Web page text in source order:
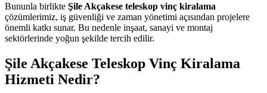
Bununla birlikte Şile Akçakese teleskop vinç kiralama
çözümlerimiz, iş güvenliği ve zaman yönetimi açısından projelere
önemli katkı sunar. Bu nedenle inşaat, sanayi ve montaj
sektörlerinde yoğun şekilde tercih edilir.
Şile Akçakese Teleskop Vinç Kiralama
Hizmeti Nedir?